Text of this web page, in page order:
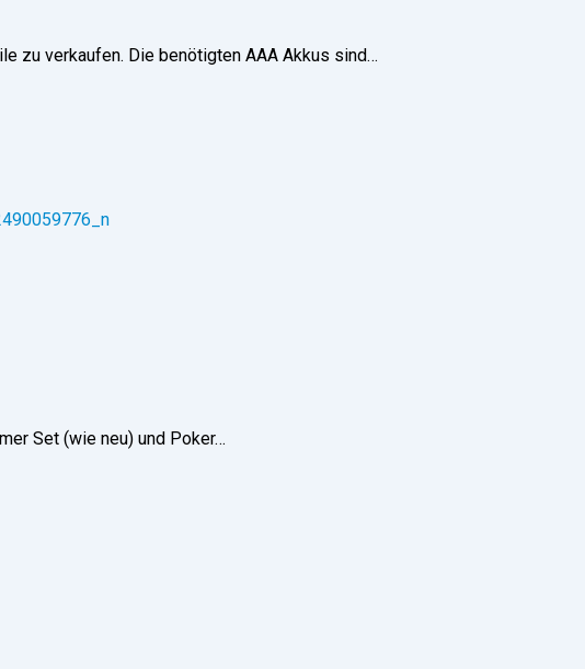
zu verkaufen. Die benötigten AAA Akkus sind…
Set (wie neu) und Poker…